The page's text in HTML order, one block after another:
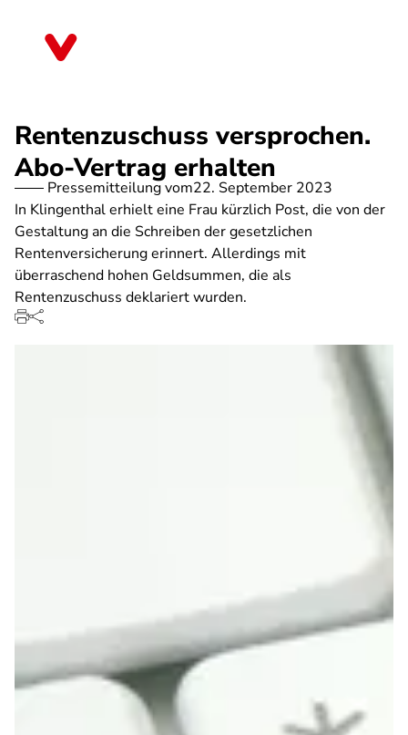
Rentenzuschuss versprochen.
Abo-Vertrag erhalten
Pressemitteilung vom22. September 2023
In Klingenthal erhielt eine Frau kürzlich Post, die von der
Gestaltung an die Schreiben der gesetzlichen
Rentenversicherung erinnert. Allerdings mit
überraschend hohen Geldsummen, die als
Rentenzuschuss deklariert wurden.